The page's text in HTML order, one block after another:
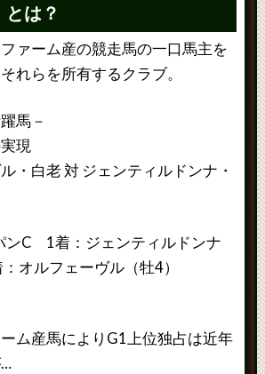
とは？
ァーム産の競走馬の一口馬主を
れらを所有するクラブ。
馬－
現
・白老 対 ジェンティルドンナ・
C 1着：ジェンティルドンナ
ルフェーヴル（牡4）
ム産馬によりG1上位独占は近年